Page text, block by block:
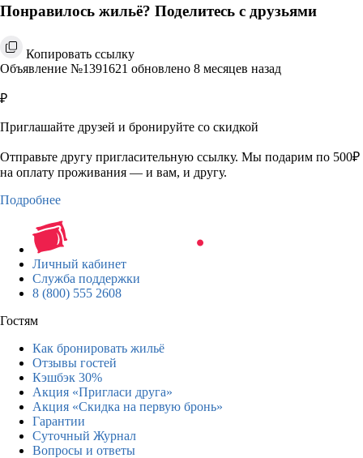
Понравилось жильё? Поделитесь с друзьями
Копировать ссылку
Объявление №1391621 обновлено 8 месяцев назад
₽
Приглашайте друзей и бронируйте со скидкой
Отправьте другу пригласительную ссылку. Мы подарим по 500₽
на оплату проживания — и вам, и другу.
Подробнее
Личный кабинет
Служба поддержки
8 (800) 555 2608
Гостям
Как бронировать жильё
Отзывы гостей
Кэшбэк 30%
Акция «Пригласи друга»
Акция «Скидка на первую бронь»
Гарантии
Суточный Журнал
Вопросы и ответы